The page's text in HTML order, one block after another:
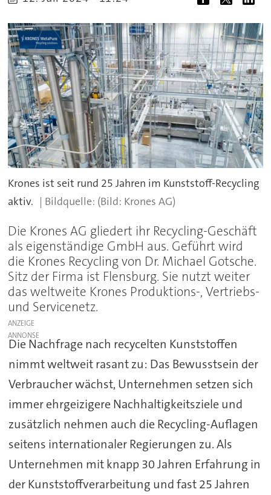
Krones ist seit rund 25 Jahren im Kunststoff-Recycling
aktiv.
(Bild: Krones AG)
Die Krones AG gliedert ihr Recycling-Geschäft
als eigenständige GmbH aus. Geführt wird
die Krones Recycling von Dr. Michael Gotsche.
Sitz der Firma ist Flensburg. Sie nutzt weiter
das weltweite Krones Produktions-, Vertriebs-
und Servicenetz.
ANZEIGE
Die Nachfrage nach recycelten Kunststoffen
nimmt weltweit rasant zu: Das Bewusstsein der
Verbraucher wächst, Unternehmen setzen sich
immer ehrgeizigere Nachhaltigkeitsziele und
zusätzlich nehmen auch die Recycling-Auflagen
seitens internationaler Regierungen zu. Als
Unternehmen mit knapp 30 Jahren Erfahrung in
der Kunststoffverarbeitung und fast 25 Jahren